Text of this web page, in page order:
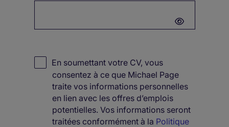
En soumettant votre CV, vous
consentez à ce que Michael Page
traite vos informations personnelles
en lien avec les offres d’emplois
potentielles. Vos informations seront
traitées conformément à la Politique